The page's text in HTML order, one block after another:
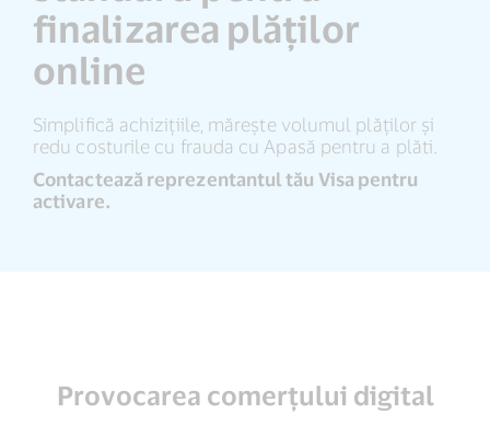
finalizarea plăților
online
Simplifică achizițiile, mărește volumul plăților și
redu costurile cu frauda cu Apasă pentru a plăti.
Contactează reprezentantul tău Visa pentru
activare.
Provocarea comerțului digital